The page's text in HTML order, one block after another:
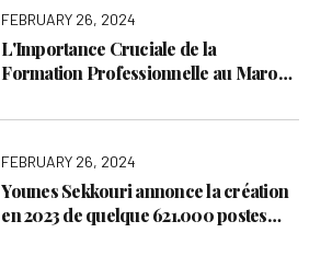
FEBRUARY 26, 2024
L'Importance Cruciale de la
Formation Professionnelle au Maroc
FEBRUARY 26, 2024
Younes Sekkouri annonce la création
en 2023 de quelque 621.000 postes